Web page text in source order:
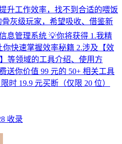
升工作效率，找不到合适的喂饭
灰级玩家，希望吸收、借鉴新
息管理系统 💡你将获得 1.我精
快速掌握效率秘籍 2.涉及【效
等领域的工具介绍、使用方
送你价值 99 元的 50+ 相关工具
时 19.9 元买断（仅限 20 位）
收录